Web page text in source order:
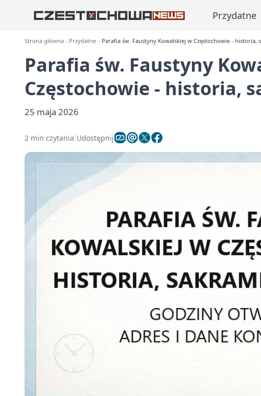
Przydatne
Strona główna Przydatne Parafia św. Faustyny Kowalskiej w Częstochowie - historia,
Parafia św. Faustyny
Częstochowie - historia,
25 maja 2026
2 min czytania Udostępnij